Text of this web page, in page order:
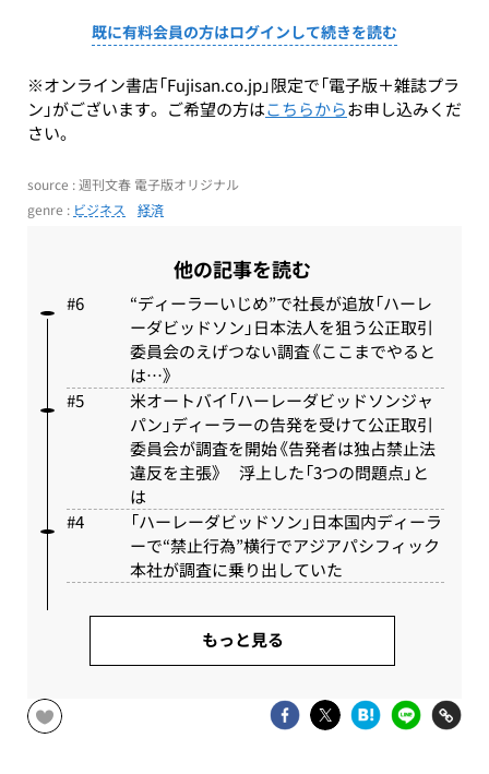
既に有料会員の方はログインして続きを読む
※オンライン書店「Fujisan.co.jp」限定で「電子版＋雑誌プラ
ン」がございます。ご希望の方はこちらからお申し込みくだ
さい。
source : 週刊文春 電子版オリジナル
genre : ビジネス 経済
他の記事を読む
“ディーラーいじめ”で社長が追放「ハーレ
ーダビッドソン」日本法人を狙う公正取引
委員会のえげつない調査《ここまでやると
は…》
米オートバイ「ハーレーダビッドソンジャ
パン」ディーラーの告発を受けて公正取引
委員会が調査を開始《告発者は独占禁止法
違反を主張》 浮上した「3つの問題点」と
は
「ハーレーダビッドソン」日本国内ディーラ
ーで“禁止行為”横行でアジアパシフィック
本社が調査に乗り出していた
もっと見る